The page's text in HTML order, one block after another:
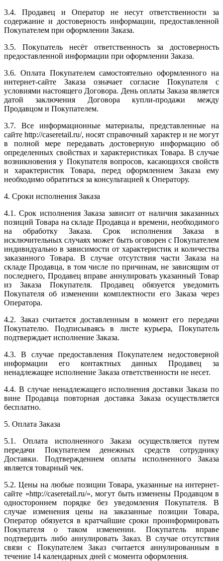
3.4. Продавец и Оператор не несут ответственности за
содержание и достоверность информации, предоставленной
Покупателем при оформлении Заказа.
3.5. Покупатель несёт ответственность за достоверность
предоставленной информации при оформлении Заказа.
3.6. Оплата Покупателем самостоятельно оформленного на
интернет-сайте Заказа означает согласие Покупателя с
условиями настоящего Договора. День оплаты Заказа является
датой заключения Договора купли-продажи между
Продавцом и Покупателем.
3.7. Все информационные материалы, представленные на
сайте http://caseretail.ru/, носят справочный характер и не могут
в полной мере передавать достоверную информацию об
определенных свойствах и характеристиках Товара. В случае
возникновения у Покупателя вопросов, касающихся свойств
и характеристик Товара, перед оформлением Заказа ему
необходимо обратиться за консультацией к Оператору.
4. Сроки исполнения Заказа
4.1. Срок исполнения Заказа зависит от наличия заказанных
позиций Товара на складе Продавца и времени, необходимого
на обработку Заказа. Срок исполнения Заказа в
исключительных случаях может быть оговорен с Покупателем
индивидуально в зависимости от характеристик и количества
заказанного Товара. В случае отсутствия части Заказа на
складе Продавца, в том числе по причинам, не зависящим от
последнего, Продавец вправе аннулировать указанный Товар
из Заказа Покупателя. Продавец обязуется уведомить
Покупателя об изменении комплектности его Заказа через
Оператора.
4.2. Заказ считается доставленным в момент его передачи
Покупателю. Подписываясь в листе курьера, Покупатель
подтверждает исполнение Заказа.
4.3. В случае предоставления Покупателем недостоверной
информации его контактных данных Продавец за
ненадлежащее исполнение Заказа ответственности не несет.
4.4. В случае ненадлежащего исполнения доставки Заказа по
вине Продавца повторная доставка Заказа осуществляется
бесплатно.
5. Оплата Заказа
5.1. Оплата исполненного Заказа осуществляется путем
передачи Покупателем денежных средств сотруднику
Доставки. Подтверждением оплаты исполненного Заказа
является товарный чек.
5.2. Цены на любые позиции Товара, указанные на интернет-
сайте «http://caseretail.ru/», могут быть изменены Продавцом в
одностороннем порядке без уведомления Покупателя. В
случае изменения цены на заказанные позиции Товара,
Оператор обязуется в кратчайшие сроки проинформировать
Покупателя о таком изменении. Покупатель вправе
подтвердить либо аннулировать Заказ. В случае отсутствия
связи с Покупателем Заказ считается аннулированным в
течение 14 календарных дней с момента оформления.